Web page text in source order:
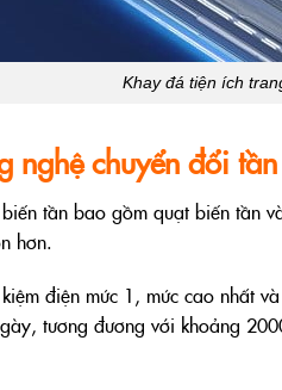
Khay đá tiện ích
nghệ chuyển đổi
tần bao gồm quạt biến tần
hơn.
điện mức 1, mức cao nhất
tương đương với khoảng